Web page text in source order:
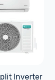
Inverter